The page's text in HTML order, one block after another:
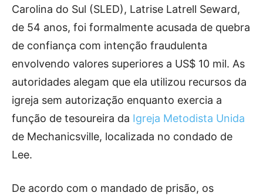
Carolina do Sul (SLED), Latrise Latrell Seward,
de 54 anos, foi formalmente acusada de quebra
de confiança com intenção fraudulenta
envolvendo valores superiores a US$ 10 mil. As
autoridades alegam que ela utilizou recursos da
igreja sem autorização enquanto exercia a
função de tesoureira da Igreja Metodista Unida
de Mechanicsville, localizada no condado de
Lee.
De acordo com o mandado de prisão, os